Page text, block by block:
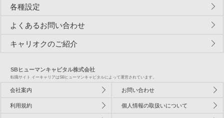
各種設定
よくあるお問い合わせ
キャリオクのご紹介
SBヒューマンキャピタル株式会社
転職サイト イーキャリアはSBヒューマンキャピタルによって運営されています。
会社案内 お問い合わせ
利用規約 個人情報の取扱いについて